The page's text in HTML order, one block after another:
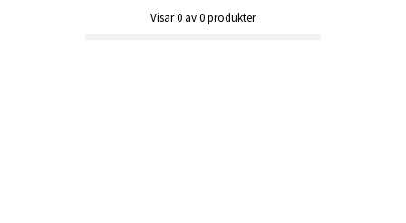
Visar0 av0produkter